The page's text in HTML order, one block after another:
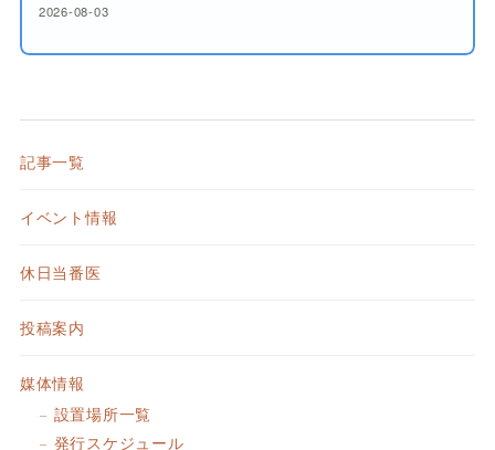
2026-08-03
記事一覧
イベント情報
休日当番医
投稿案内
媒体情報
設置場所一覧
発行スケジュール